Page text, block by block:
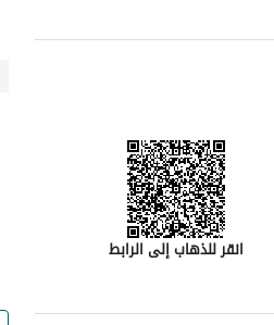
انقر للذهاب إلى الرابط